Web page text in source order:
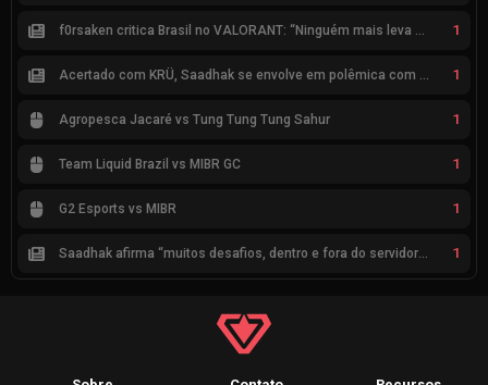
f0rsaken critica Brasil no VALORANT: “Ninguém mais leva a sério” 1
Acertado com KRÜ, Saadhak se envolve em polêmica com keznit 1
Agropesca Jacaré vs Tung Tung Tung Sahur 1
Team Liquid Brazil vs MIBR GC 1
G2 Esports vs MIBR 1
Saadhak afirma “muitos desafios, dentro e fora do servidor” sobre a jornada até a classificação 1